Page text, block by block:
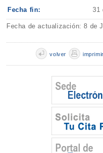
Fecha fin: 31
Fecha de actualización: 8 de
imprimir
volver